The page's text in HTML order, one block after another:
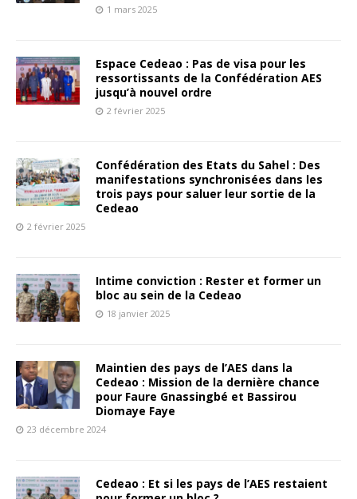
1 mars 2025
Espace Cedeao : Pas de visa pour les
ressortissants de la Confédération AES
jusqu’à nouvel ordre
2 février 2025
Confédération des Etats du Sahel : Des
manifestations synchronisées dans les
trois pays pour saluer leur sortie de la
Cedeao
2 février 2025
Intime conviction : Rester et former un
bloc au sein de la Cedeao
18 janvier 2025
Maintien des pays de l’AES dans la
Cedeao : Mission de la dernière chance
pour Faure Gnassingbé et Bassirou
Diomaye Faye
23 décembre 2024
Cedeao : Et si les pays de l’AES restaient